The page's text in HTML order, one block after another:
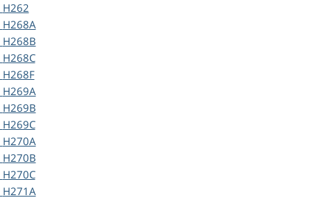
H262
H268A
H268B
H268C
H268F
H269A
H269B
H269C
H270A
H270B
H270C
H271A